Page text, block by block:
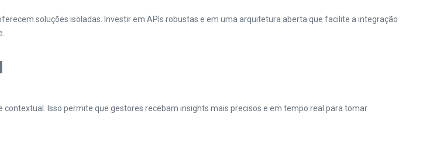
soluções isoladas. Investir em APIs robustas e em uma arquitetura aberta que facilite a integração
Isso permite que gestores recebam insights mais precisos e em tempo real para tomar